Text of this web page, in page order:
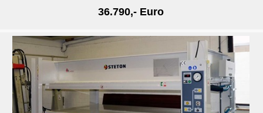
36.790,- Euro